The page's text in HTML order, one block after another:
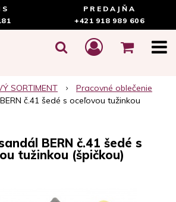
PREDAJŇA
+421 918 989 606
SORTIMENT
Pracovné oblečenie
č.41 šedé s oceľovou tužinkou
BERN č.41 šedé s
tužinkou (špičkou)